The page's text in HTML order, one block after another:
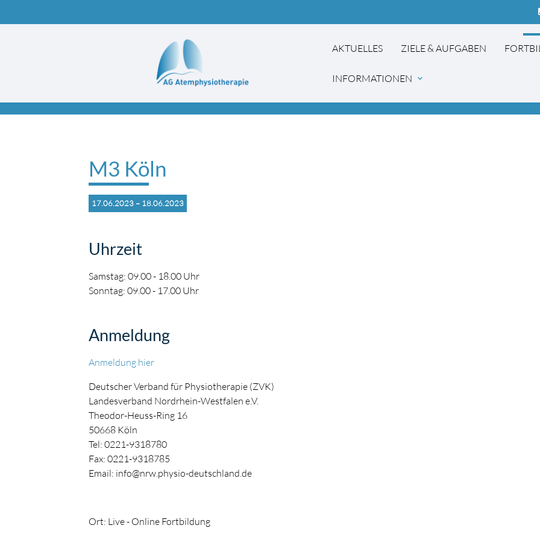
AKTUELLES ZIELE & AUFGABEN
INFORMATIONEN expand_more
M3 Köln
17.06.2023 – 18.06.2023
Uhrzeit
Samstag: 09.00 - 18.00 Uhr
Sonntag: 09.00 - 17.00 Uhr
Anmeldung
Anmeldung hier
Deutscher Verband für Physiotherapie (ZVK)
Landesverband Nordrhein-Westfalen e.V.
Theodor-Heuss-Ring 16
50668 Köln
Tel: 0221-9318780
Fax: 0221-9318785
Email: info@nrw.physio-deutschland.de
Ort: Live - Online Fortbildung